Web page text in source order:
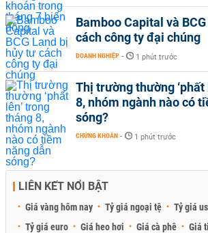
Bamboo Capital và
cách công ty đại chúng
DOANH NGHIỆP - 1 phút trước
Thị trường thường ‘phất
8, nhóm ngành nào có
sóng?
CHỨNG KHOÁN - 1 phút trước
LIÊN KẾT NỔI BẬT
Giá vàng hôm nay Tỷ giá ngoại tệ Tỷ giá
Tỷ giá euro
Giá heo hơi Giá cà phê
Giá